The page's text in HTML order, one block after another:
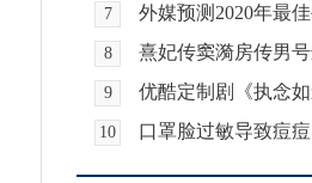
7 外媒预测2020年最
8 熹妃传窦漪房传男
9 优酷定制剧《执念
10 口罩脸过敏导致痘